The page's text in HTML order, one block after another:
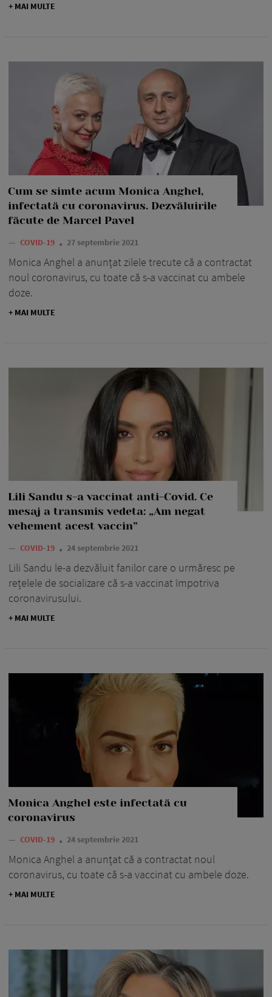
+ MAI MULTE
Cum se simte acum Monica Anghel,
infectată cu coronavirus. Dezvăluirile
făcute de Marcel Pavel
— COVID-19 27 septembrie 2021
Monica Anghel a anunțat zilele trecute că a contractat
noul coronavirus, cu toate că s-a vaccinat cu ambele
doze.
+ MAI MULTE
Lili Sandu s-a vaccinat anti-Covid. Ce
mesaj a transmis vedeta: „Am negat
vehement acest vaccin”
— COVID-19 24 septembrie 2021
Lili Sandu le-a dezvăluit fanilor care o urmăresc pe
rețelele de socializare că s-a vaccinat împotriva
coronavirusului.
+ MAI MULTE
Monica Anghel este infectată cu
coronavirus
— COVID-19 24 septembrie 2021
Monica Anghel a anunțat că a contractat noul
coronavirus, cu toate că s-a vaccinat cu ambele doze.
+ MAI MULTE